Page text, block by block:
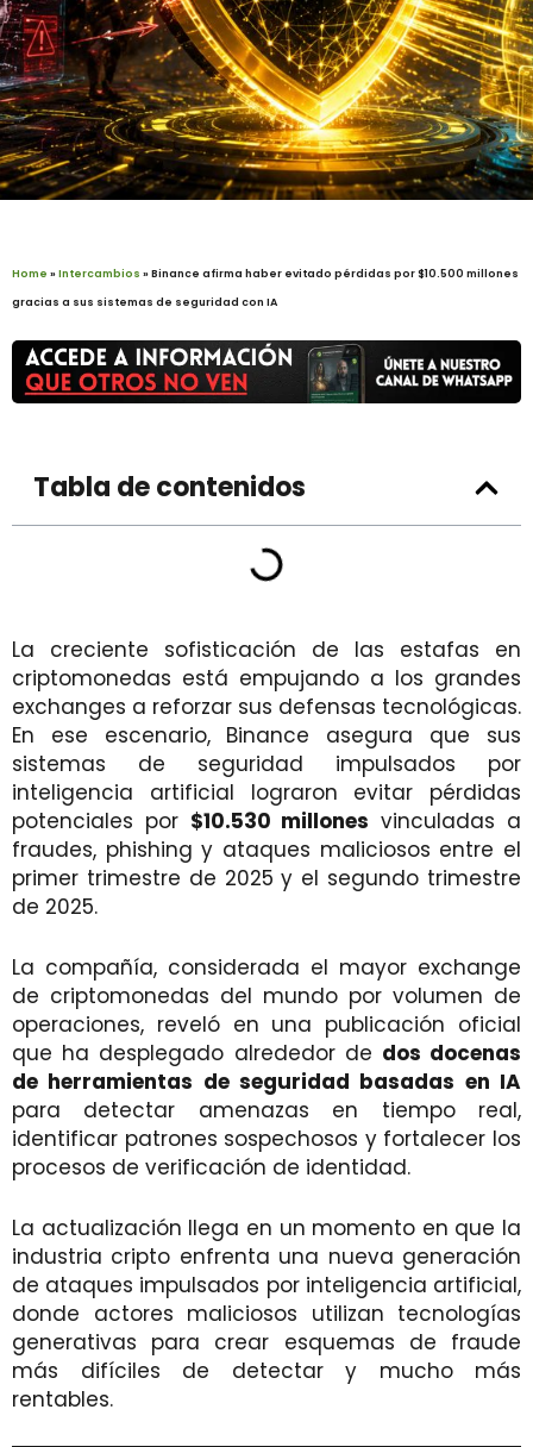
Home »Intercambios »Binance afirma haber evitado pérdidas por $10.500 millones
gracias a sus sistemas de seguridad con IA
Tabla de contenidos
La creciente sofisticación de las estafas en
criptomonedas está empujando a los grandes
exchanges a reforzar sus defensas tecnológicas.
En ese escenario, Binance asegura que sus
sistemas de seguridad impulsados por
inteligencia artificial lograron evitar pérdidas
potenciales por $10.530 millones vinculadas a
fraudes, phishing y ataques maliciosos entre el
primer trimestre de 2025 y el segundo trimestre
de 2025.
La compañía, considerada el mayor exchange
de criptomonedas del mundo por volumen de
operaciones, reveló en una publicación oficial
que ha desplegado alrededor de dos docenas
de herramientas de seguridad basadas en IA
para detectar amenazas en tiempo real,
identificar patrones sospechosos y fortalecer los
procesos de verificación de identidad.
La actualización llega en un momento en que la
industria cripto enfrenta una nueva generación
de ataques impulsados por inteligencia artificial,
donde actores maliciosos utilizan tecnologías
generativas para crear esquemas de fraude
más difíciles de detectar y mucho más
rentables.